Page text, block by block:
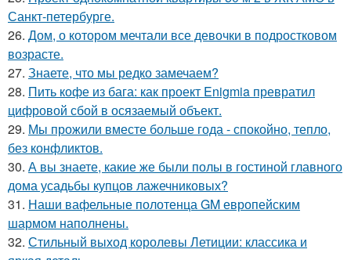
Санкт-петербурге.
26. Дом, о котором мечтали все девочки в подростковом
возрасте.
27. Знаете, что мы редко замечаем?
28. Пить кофе из бага: как проект Enigmia превратил
цифровой сбой в осязаемый объект.
29. Мы прожили вместе больше года - спокойно, тепло,
без конфликтов.
30. А вы знаете, какие же были полы в гостиной главного
дома усадьбы купцов лажечниковых?
31. Наши вафельные полотенца GM европейским
шармом наполнены.
32. Стильный выход королевы Летиции: классика и